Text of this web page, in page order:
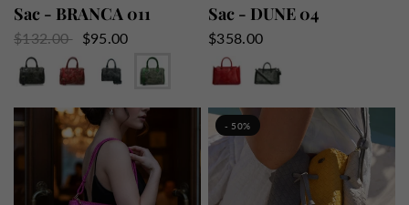
Sac - BRANCA 011
$132.00
$95.00
Noir
Rouge Bleu Vert
Camel
Sac - DUNE 04
$358.00
Rouge
- 50%